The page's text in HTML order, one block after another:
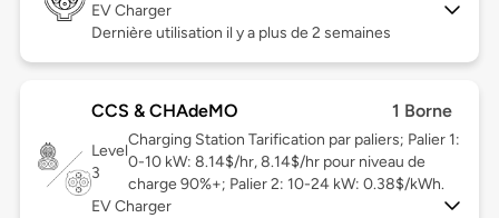
EV Charger
Dernière utilisation il y a plus de 2 semaines
CCS & CHAdeMO 1 Borne
Level
3
Charging Station Tarification par paliers; Palier 1:
0-10 kW: 8.14$/hr, 8.14$/hr pour niveau de
charge 90%+; Palier 2: 10-24 kW: 0.38$/kWh.
EV Charger